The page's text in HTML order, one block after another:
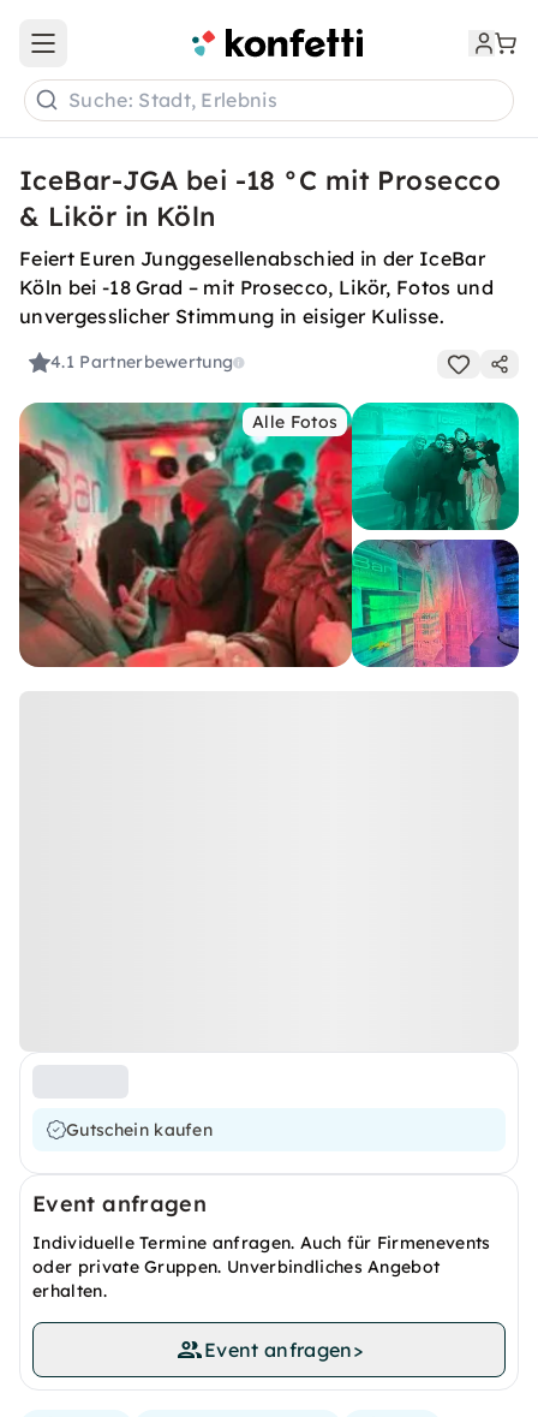
Open main menu
Suche: Stadt, Erlebnis
IceBar-JGA bei -18 °C mit Prosecco
& Likör in Köln
Feiert Euren Junggesellenabschied in der IceBar
Köln bei -18 Grad – mit Prosecco, Likör, Fotos und
unvergesslicher Stimmung in eisiger Kulisse.
4.1 Partnerbewertung
Alle Fotos
Gutschein kaufen
Event anfragen
Individuelle Termine anfragen. Auch für Firmenevents
oder private Gruppen. Unverbindliches Angebot
erhalten.
Event anfragen>